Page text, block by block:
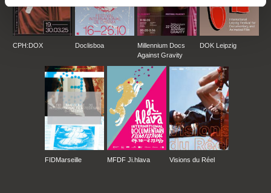
CPH:DOX Doclisboa
Millennium Docs
Against Gravity
DOK Leipzig
FIDMarseille MFDF Ji.hlava Visions du Réel